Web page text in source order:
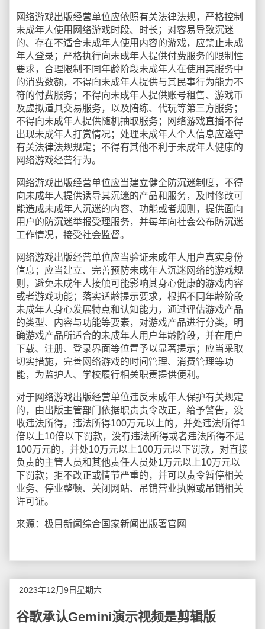
网络游戏出版经营单位应依照有关法律法规，严格控制
未成年人使用网络游戏时段、时长；对容易导致沉迷
的、存在不适合未成年人使用内容的游戏，应禁止未成
年人登录；严格执行向未成年人提供付费服务的限制性
要求，合理限制不同年龄阶段未成年人在使用其服务中
的消费数额，不得向未成年人提供与其民事行为能力不
符的付费服务；不得向未成年人提供账号租售、游戏币
及虚拟道具交易服务，以及陪练、代玩等第三方服务；
不得向未成年人提供随机抽取服务；网络游戏直播不得
出现未成年人打赏情况；处理未成年人个人信息应遵守
有关法律法规规定；不得有其他不利于未成年人健康的
网络游戏经营行为。
网络游戏出版经营单位应当建立健全防沉迷制度，不得
向未成年人提供诱导其沉迷的产品和服务，及时修改可
能造成未成年人沉迷的内容、功能或者规则，提供面向
用户的防沉迷举报受理服务，并每年向社会公布防沉迷
工作情况，接受社会监督。
网络游戏出版经营单位应当验证未成年人用户真实身份
信息；应当建立、完善预防未成年人沉迷网络的游戏规
则，避免未成年人接触可能影响其身心健康的游戏内容
或者游戏功能；落实适龄提示要求，根据不同年龄阶段
未成年人身心发展特点和认知能力，通过评估游戏产品
的类型、内容与功能等要素，对游戏产品进行分类，明
确游戏产品所适合的未成年人用户年龄阶段，并在用户
下载、注册、登录界面等位置予以显著提示；应当采取
切实措施，完善网络游戏的时间管理、消费管理等功
能，为监护人、学校履行相关职责提供便利。
对于网络游戏出版经营单位违反未成年人保护有关规定
的，由出版主管部门依据职责责令改正，给予警告，没
收违法所得，违法所得100万元以上的，并处违法所得1
倍以上10倍以下罚款，没有违法所得或者违法所得不足
100万元的，并处10万元以上100万元以下罚款，对直接
负责的主管人员和其他责任人员处1万元以上10万元以
下罚款；拒不改正或情节严重的，并可以责令暂停相关
业务、停业整顿、关闭网站、吊销营业执照或吊销相关
许可证。
来源：极目新闻综合国家新闻出版署官网
2023年12月9日星期六
谷歌承认Gemini演示视频是剪辑版